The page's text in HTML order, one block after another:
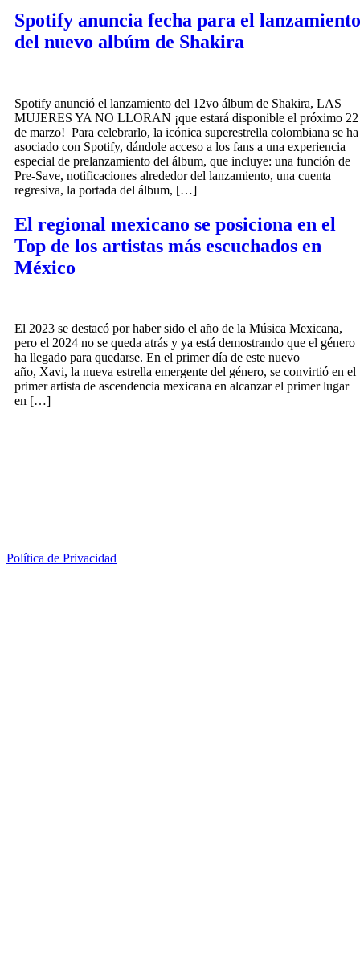
Spotify anuncia fecha para el lanzamiento
del nuevo albúm de Shakira
Spotify anunció el lanzamiento del 12vo álbum de Shakira, LAS
MUJERES YA NO LLORAN ¡que estará disponible el próximo 22
de marzo! Para celebrarlo, la icónica superestrella colombiana se ha
asociado con Spotify, dándole acceso a los fans a una experiencia
especial de prelanzamiento del álbum, que incluye: una función de
Pre-Save, notificaciones alrededor del lanzamiento, una cuenta
regresiva, la portada del álbum, […]
El regional mexicano se posiciona en el
Top de los artistas más escuchados en
México
El 2023 se destacó por haber sido el año de la Música Mexicana,
pero el 2024 no se queda atrás y ya está demostrando que el género
ha llegado para quedarse. En el primer día de este nuevo
año, Xavi, la nueva estrella emergente del género, se convirtió en el
primer artista de ascendencia mexicana en alcanzar el primer lugar
en […]
Política de Privacidad